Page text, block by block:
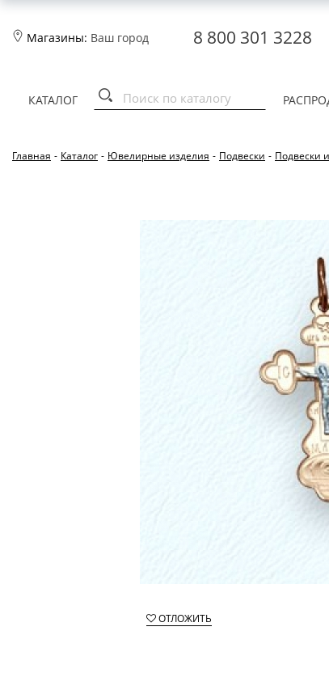
Магазины: Ваш город 8 800 301 3228
КАТАЛОГ
Главная - Каталог - Ювелирные изделия - Подвески - Подвески
ОТЛОЖИТЬ